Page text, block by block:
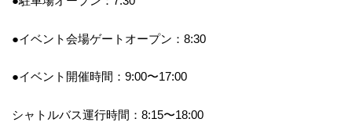
●イベント会場ゲートオープン：8:30
●イベント開催時間：9:00〜17:00
シャトルバス運行時間：8:15〜18:00